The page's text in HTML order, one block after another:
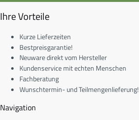
Ihre Vorteile
Kurze Lieferzeiten
Bestpreisgarantie!
Neuware direkt vom Hersteller
Kundenservice mit echten Menschen
Fachberatung
Wunschtermin- und Teilmengenlieferung!
Navigation